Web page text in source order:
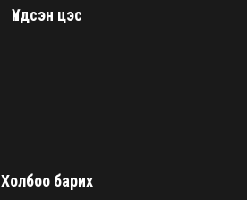
Үндсэн цэс
Холбоо барих